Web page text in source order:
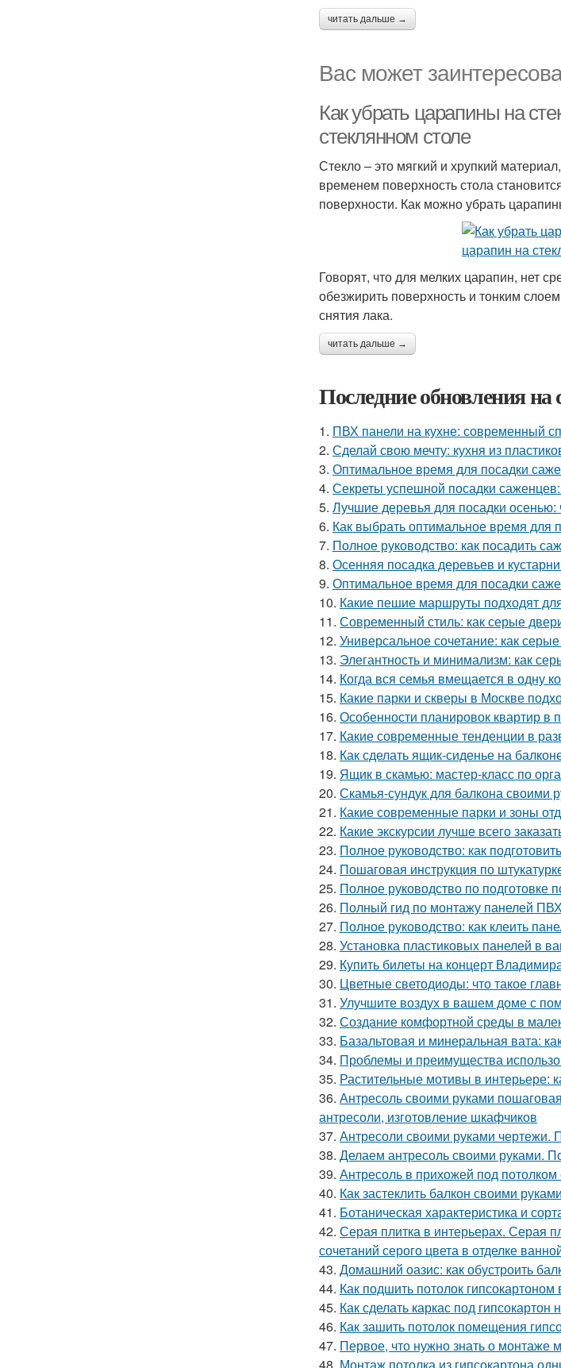
читать дальше →
Вас может
Как убрать царапины на
стеклянном столе
Стекло – это мягкий и хрупкий
временем поверхность стола
поверхности. Как можно убрать
Говорят, что для мелких царапин, нет
обезжирить поверхность и тонким
снятия лака.
читать дальше →
Последние обновления на
1. ПВХ панели на кухне: современный
2. Сделай свою мечту: кухня из
3. Оптимальное время для посадки
4. Секреты успешной посадки
5. Лучшие деревья для посадки
6. Как выбрать оптимальное время
7. Полное руководство: как посадить
8. Осенняя посадка деревьев и
9. Оптимальное время для посадки
10. Какие пешие маршруты подходят
11. Современный стиль: как серые
12. Универсальное сочетание: как
13. Элегантность и минимализм: как
14. Когда вся семья вмещается в одну
15. Какие парки и скверы в Москве
16. Особенности планировок квартир в
17. Какие современные тенденции в
18. Как сделать ящик-сиденье на
19. Ящик в скамью: мастер-класс по
20. Скамья-сундук для балкона своими
21. Какие современные парки и зоны
22. Какие экскурсии лучше всего
23. Полное руководство: как
24. Пошаговая инструкция по
25. Полное руководство по подготовке
26. Полный гид по монтажу панелей
27. Полное руководство: как клеить
28. Установка пластиковых панелей в
29. Купить билеты на концерт
30. Цветные светодиоды: что такое
31. Улучшите воздух в вашем доме с
32. Создание комфортной среды в
33. Базальтовая и минеральная вата:
34. Проблемы и преимущества
35. Растительные мотивы в интерьере:
36. Антресоль своими руками
антресоли, изготовление шкафчиков
37. Антресоли своими руками чертежи.
38. Делаем антресоль своими руками.
39. Антресоль в прихожей под
40. Как застеклить балкон своими
41. Ботаническая характеристика и
42. Серая плитка в интерьерах. Серая
сочетаний серого цвета в отделке
43. Домашний оазис: как обустроить
44. Как подшить потолок
45. Как сделать каркас под
46. Как зашить потолок помещения
47. Первое, что нужно знать о монтаже